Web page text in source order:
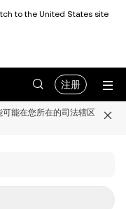
to the United States site
注册
能在您所在的司法辖区